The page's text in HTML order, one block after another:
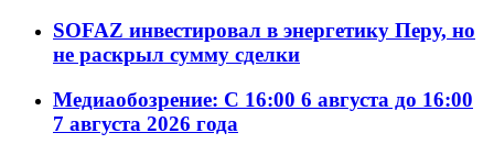
SOFAZ инвестировал в энергетику Перу, но
не раскрыл сумму сделки
Медиаобозрение: С 16:00 6 августа до 16:00
7 августа 2026 года